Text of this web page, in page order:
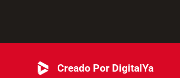
Creado Por DigitalYa